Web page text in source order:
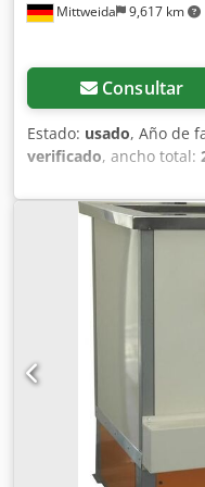
Mittweida 9,617 km
Consultar
Estado: usado, Año de
verificado, ancho total:
trifásico, dimensión
interior longitud:1,900
, peso total:
Gran cuba de
calefacción integrado
superficie útil de
una profundidad de
limpieza industrial por
herramientas y
cuenta con una unidad
ultrasonidos,
como control de nivel y
segunda mano y se